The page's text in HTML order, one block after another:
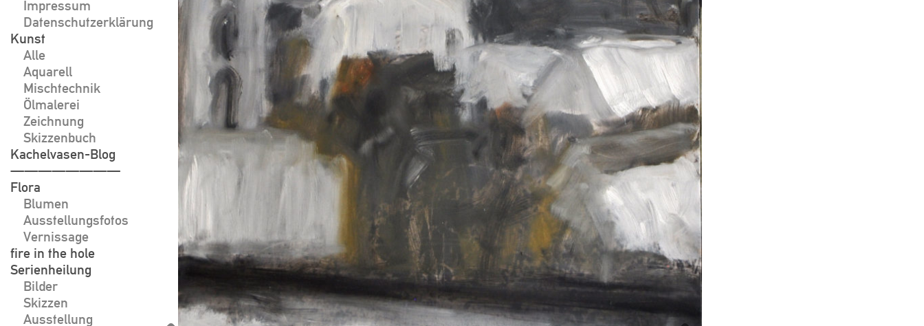
Impressum
Datenschutzerklärung
Kunst
Alle
Aquarell
Mischtechnik
Ölmalerei
Zeichnung
Skizzenbuch
Kachelvasen-Blog
————————
Flora
Blumen
Ausstellungsfotos
Vernissage
fire in the hole
Serienheilung
Bilder
Skizzen
Ausstellung